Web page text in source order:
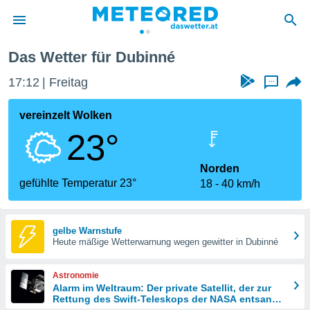
wurde
dass
sind.
diese
Das Wetter für Dubinné
17:12 Freitag ...
vereinzelt Wolken
23°
gefühlte Temperatur 23°
Norden
18
40 km/h
gelbe Warnstufe
Heute mäßige Wetterwarnung wegen gewitter in Dubinné
Astronomie
Alarm im Weltraum: Der private Satellit, der zur
Rettung des Swift-Teleskops der NASA entsandt